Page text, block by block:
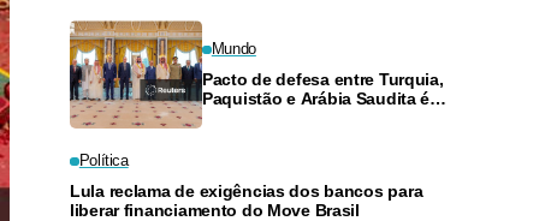
Mundo
Pacto de defesa entre Turquia,
Paquistão e Arábia Saudita é
Política
Lula reclama de exigências dos bancos para
liberar financiamento do Move Brasil